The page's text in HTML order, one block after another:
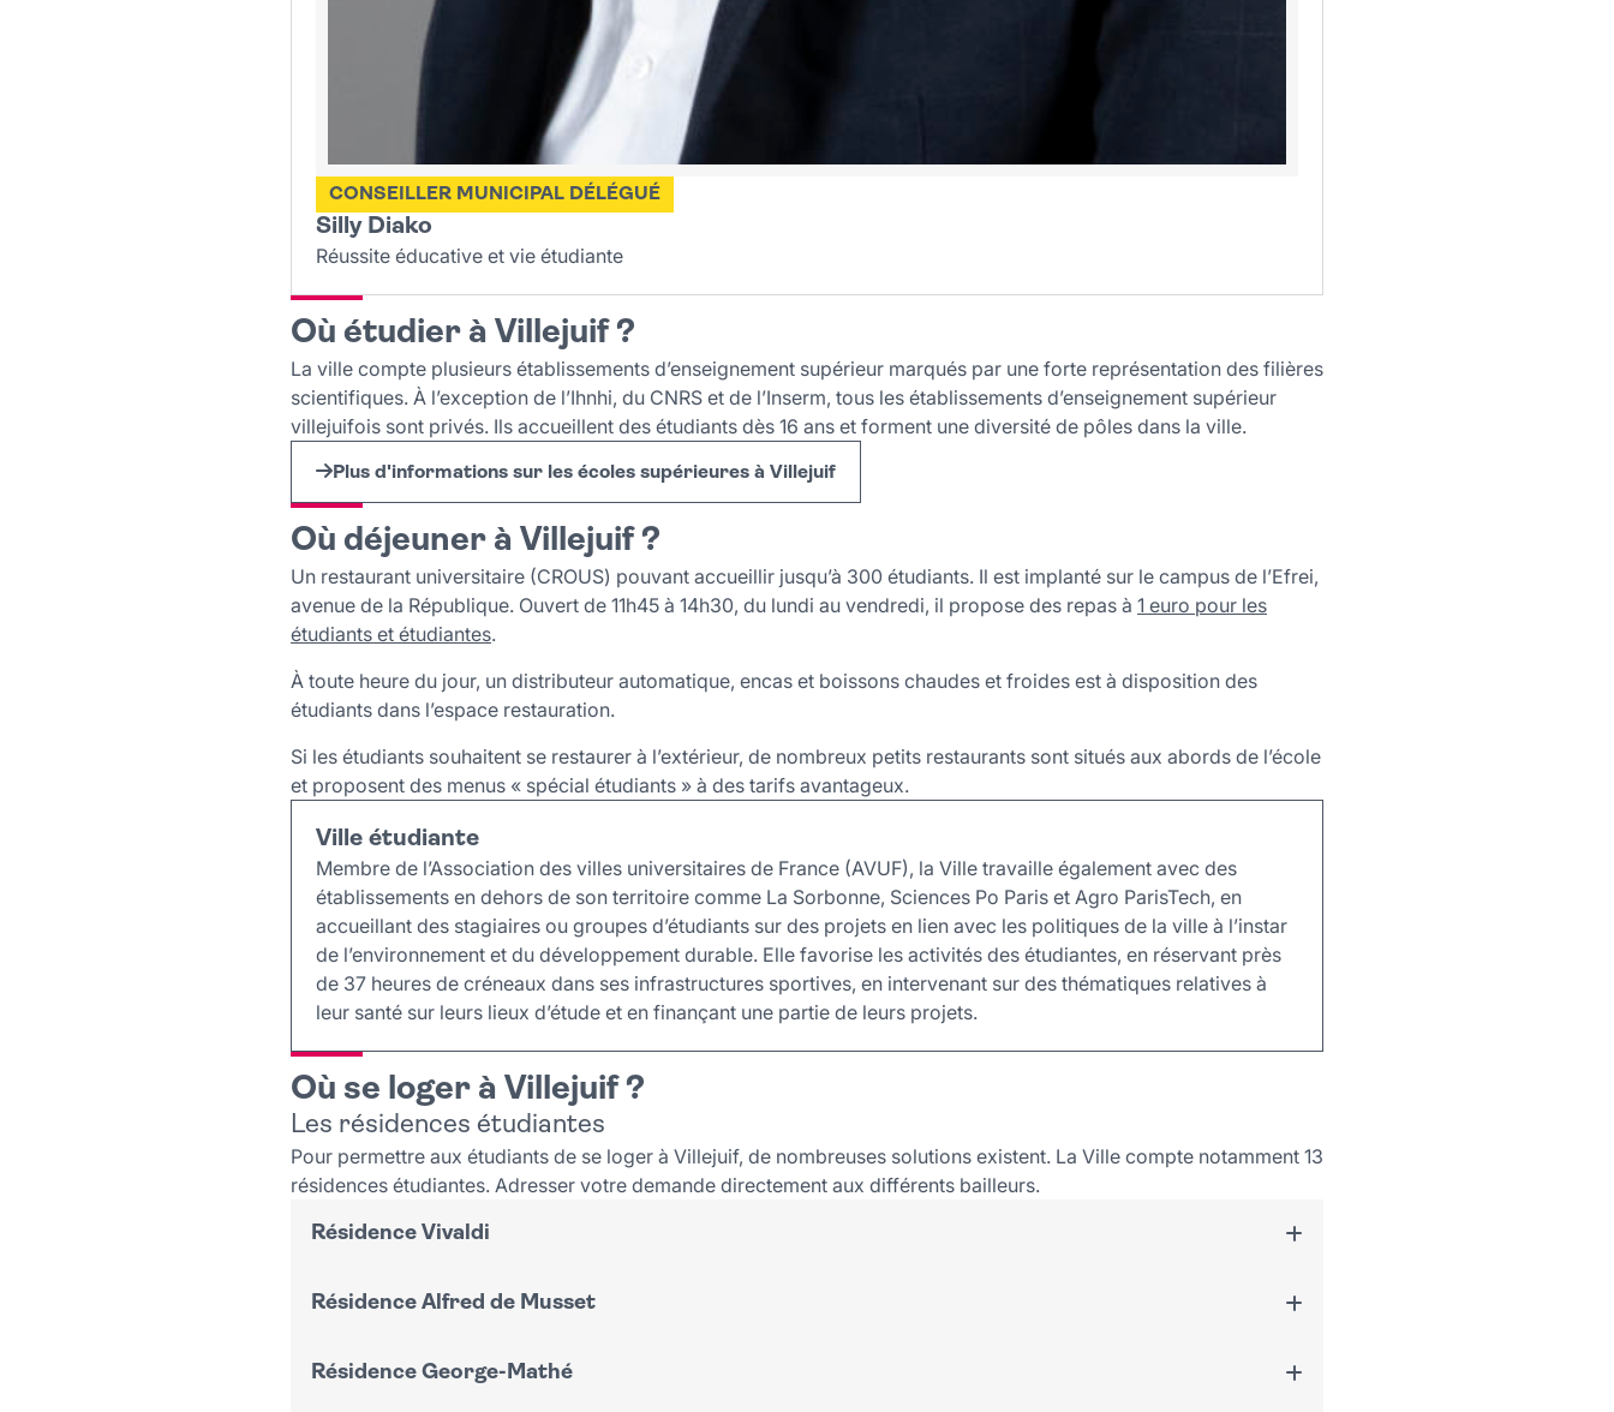
Silly Diako
CONSEILLER MUNICIPAL DÉLÉGUÉ
Réussite éducative et vie étudiante
Où étudier à Villejuif ?
La ville compte plusieurs établissements d’enseignement supérieur marqués par une forte représentation des filières
scientifiques. À l’exception de l’Ihnhi, du CNRS et de l’Inserm, tous les établissements d’enseignement supérieur
villejuifois sont privés. Ils accueillent des étudiants dès 16 ans et forment une diversité de pôles dans la ville.
Plus d'informations sur les écoles supérieures à Villejuif
Où déjeuner à Villejuif ?
Un restaurant universitaire (CROUS) pouvant accueillir jusqu’à 300 étudiants. Il est implanté sur le campus de l’Efrei,
avenue de la République. Ouvert de 11h45 à 14h30, du lundi au vendredi, il propose des repas à 1 euro pour les
étudiants et étudiantes.
À toute heure du jour, un distributeur automatique, encas et boissons chaudes et froides est à disposition des
étudiants dans l’espace restauration.
Si les étudiants souhaitent se restaurer à l’extérieur, de nombreux petits restaurants sont situés aux abords de l’école
et proposent des menus « spécial étudiants » à des tarifs avantageux.
Ville étudiante
Membre de l’Association des villes universitaires de France (AVUF), la Ville travaille également avec des
établissements en dehors de son territoire comme La Sorbonne, Sciences Po Paris et Agro ParisTech, en
accueillant des stagiaires ou groupes d’étudiants sur des projets en lien avec les politiques de la ville à l’instar
de l’environnement et du développement durable. Elle favorise les activités des étudiantes, en réservant près
de 37 heures de créneaux dans ses infrastructures sportives, en intervenant sur des thématiques relatives à
leur santé sur leurs lieux d’étude et en finançant une partie de leurs projets.
Où se loger à Villejuif ?
Les résidences étudiantes
Pour permettre aux étudiants de se loger à Villejuif, de nombreuses solutions existent. La Ville compte notamment 13
résidences étudiantes. Adresser votre demande directement aux différents bailleurs.
Résidence Vivaldi
49 avenue de Paris
Résidence Alfred de Musset
114 boulevard Maxime Gorki
Résidence George-Mathé